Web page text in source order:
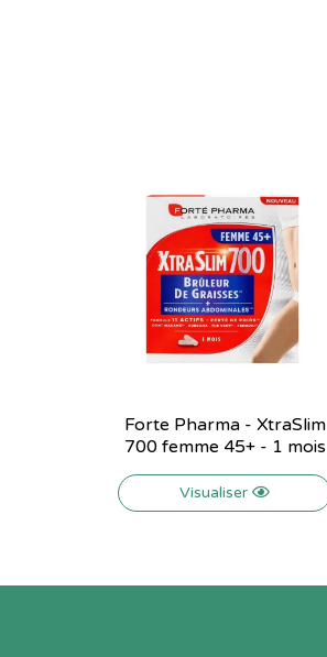
Forte Pharma - XtraSlim
700 femme 45+ - 1 mois
Visualiser